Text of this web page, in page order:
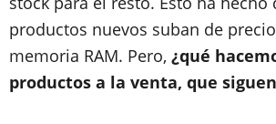
productos nuevos suban de
memoria RAM. Pero, ¿qué
productos a la venta, que